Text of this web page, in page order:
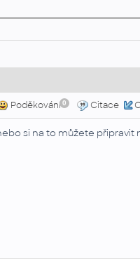
Poděkování 0 Citace
si na to můžete připravit